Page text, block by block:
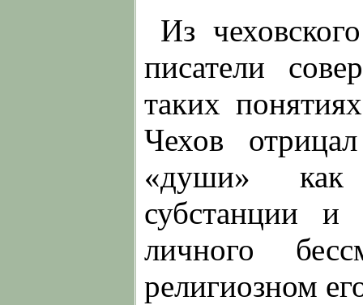
Из
писатели
таких
Чехов
«души» как
субстанции и
личного
религиозном